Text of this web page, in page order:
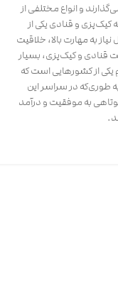
و انواع مختلفی از
کیک‌پزی و قنادی یکی از
به مهارت بالا، خلاقیت
قنادی و کیک‌پزی، بسیار
یکی از کشورهایی است که
طوری‌که در سراسر این
به موفقیت و درآمد